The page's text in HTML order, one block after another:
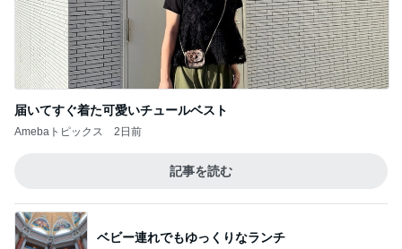
届いてすぐ着た可愛いチュールベスト
Amebaトピックス 2日前
記事を読む
ベビー連れでもゆっくりなランチ